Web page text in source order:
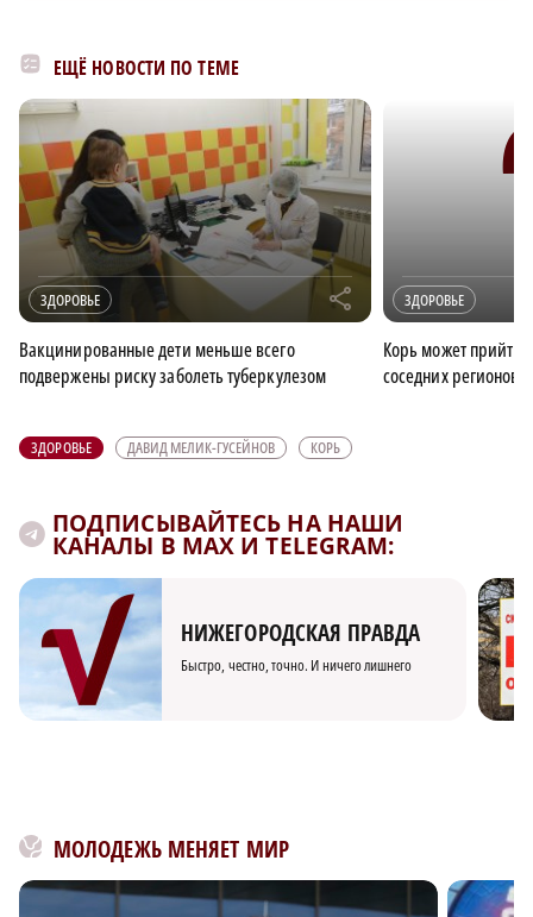
ЕЩЁ НОВОСТИ ПО ТЕМЕ
ЗДОРОВЬЕ r
Вакцинированные дети меньше всего
подвержены риску заболеть туберкулезом
ЗДОРОВЬЕ
Корь может прийти
соседних регионов
ЗДОРОВЬЕ ДАВИД МЕЛИК-ГУСЕЙНОВ КОРЬ
ПОДПИСЫВАЙТЕСЬ НА НАШИ
КАНАЛЫ В MAX И TELEGRAM:
НИЖЕГОРОДСКАЯ ПРАВДА
Быстро, честно, точно. И ничего лишнего
МОЛОДЕЖЬ МЕНЯЕТ МИР